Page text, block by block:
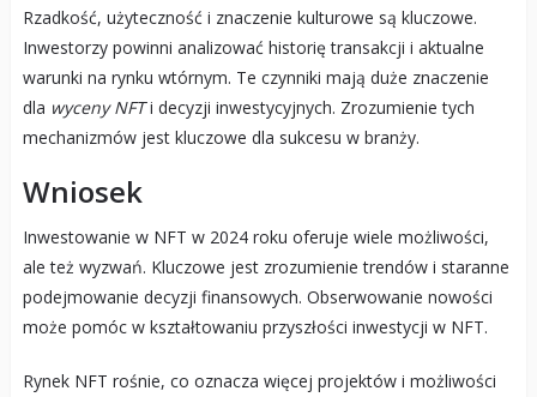
Rzadkość, użyteczność i znaczenie kulturowe są kluczowe.
Inwestorzy powinni analizować historię transakcji i aktualne
warunki na rynku wtórnym. Te czynniki mają duże znaczenie
dla wyceny NFTi decyzji inwestycyjnych. Zrozumienie tych
mechanizmów jest kluczowe dla sukcesu w branży.
Wniosek
Inwestowanie w NFT w 2024 roku oferuje wiele możliwości,
ale też wyzwań. Kluczowe jest zrozumienie trendów i staranne
podejmowanie decyzji finansowych. Obserwowanie nowości
może pomóc w kształtowaniu przyszłości inwestycji w NFT.
Rynek NFT rośnie, co oznacza więcej projektów i możliwości